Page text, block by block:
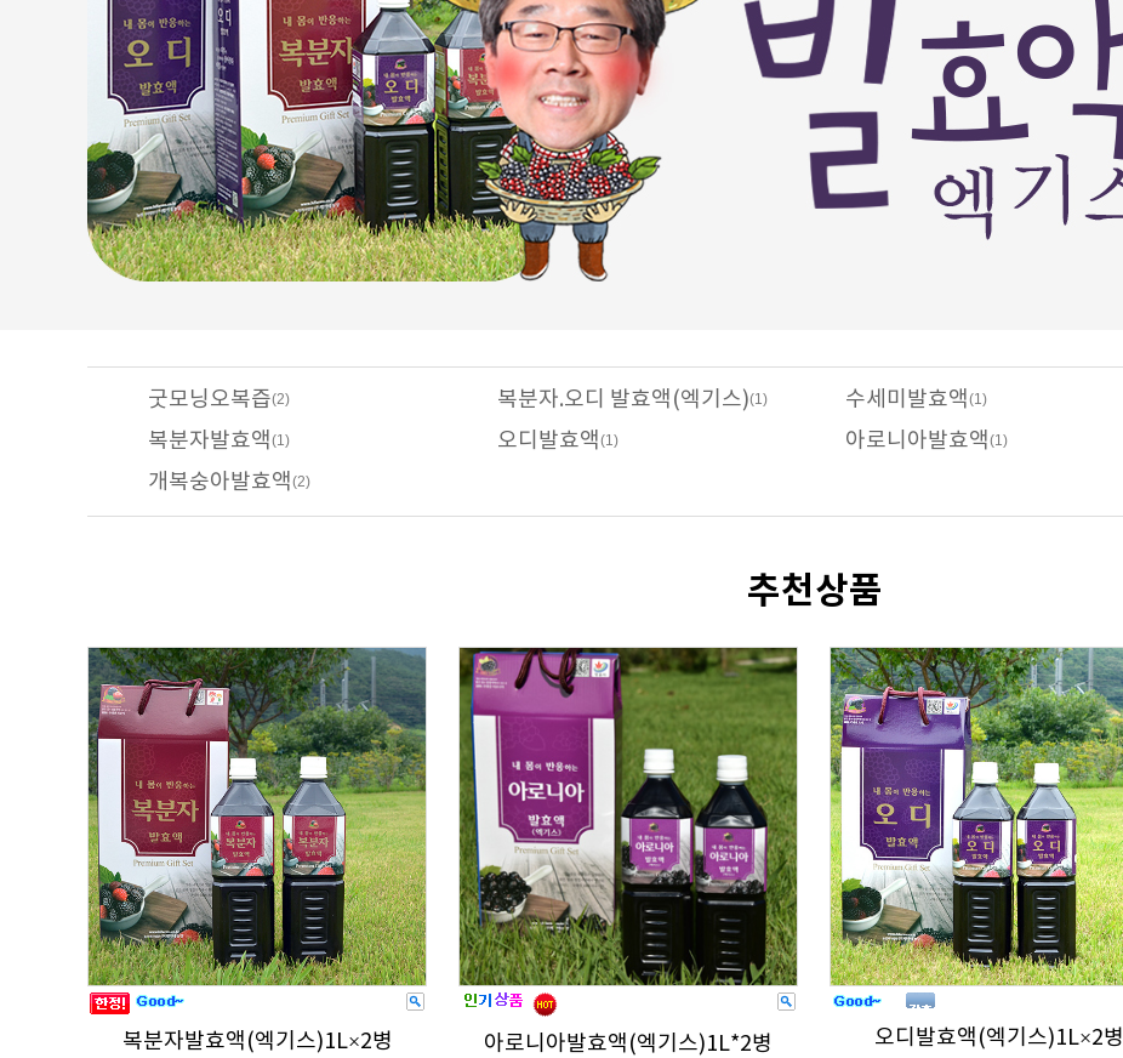
굿모닝오복즙(2) 복분자.오디 발효액(엑기스)(1) 수세미발효액(1)
복분자발효액(1) 오디발효액(1) 아로니아발효액(1)
개복숭아발효액(2)
추천상품
복분자발효액(엑기스)1L×2병 아로니아발효액(엑기스)1L*2병 오디발효액(엑기스)1L×2병